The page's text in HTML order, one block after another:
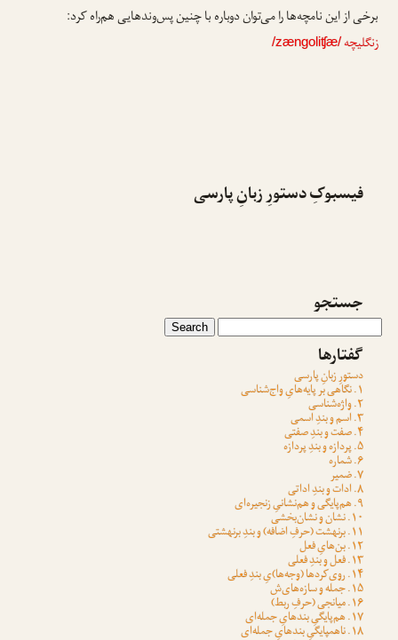
برخی از این نامچه‌ها را می‌توان دوباره با چنین پس‌وندهایی هم‌راه کرد:
زنگلیچه/zængoliʧæ/
فیسبوکِ دستورِ زبانِ پارسی
جستجو
گفتارها
دستورِ زبانِ پارسی
۱. نگاهی بر پایه‌هایِ واج‌شناسی
۲. واژه‌شناسی
۳. اسم و بندِ اسمی
۴. صفت و بندِ صفتی
۵. پردازه و بندِ پردازه
۶. شماره
۷. ضمیر
۸. ادات و بندِ اداتی
۹. هم‌پایگی و هم‌نشانیِ زنجیره‌ای
۱۰. نشان و نشان‌بخشی
۱۱. برنهشت (حرفِ اضافه) و بندِ برنهشتی
۱۲. بن‌هایِ فعل
۱۳. فعل و بندِ فعلی
۱۴. روی‌کردها (وجه‌ها)یِ بندِ فعلی
۱۵. جمله و سازه‌های‌ش
۱۶. میانجی (حرفِ ربط)
۱۷. هم‌پایگیِ بندهایِ جمله‌ای
۱۸. ناهمپایگیِ بندهایِ جمله‌ای